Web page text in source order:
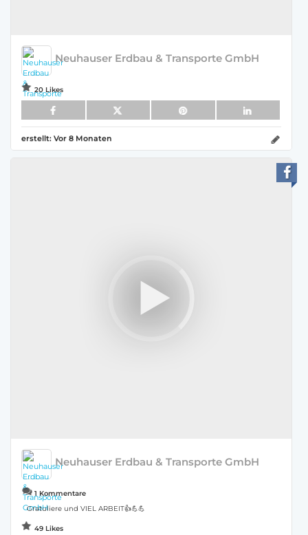
Neuhauser Erdbau & Transporte GmbH
20 Likes
erstellt: Vor 8 Monaten
Neuhauser Erdbau & Transporte GmbH
1 Kommentare
Gratuliere und VIEL ARBEIT👍💪💪
49 Likes